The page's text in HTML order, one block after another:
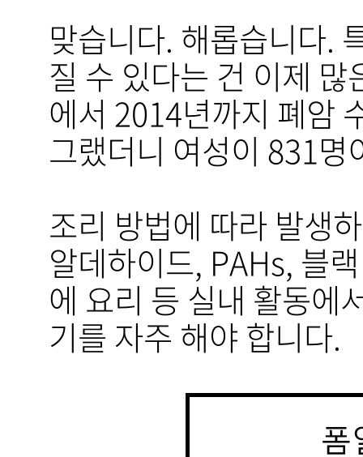
맞습니다. 해롭습니다.
질 수 있다는 건 이제
에서 2014년까지 폐암
그랬더니 여성이 831
조리 방법에 따라 발생
알데하이드, PAHs, 블
에 요리 등 실내 활동에
기를 자주 해야 합니다.